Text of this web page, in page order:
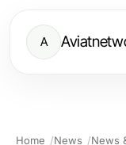
A
Home News
News